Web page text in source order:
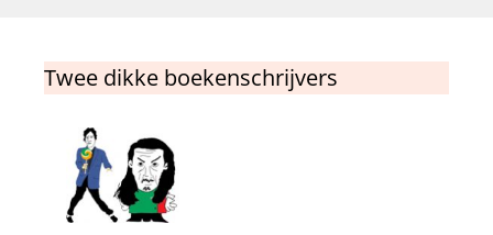
Twee dikke boekenschrijvers